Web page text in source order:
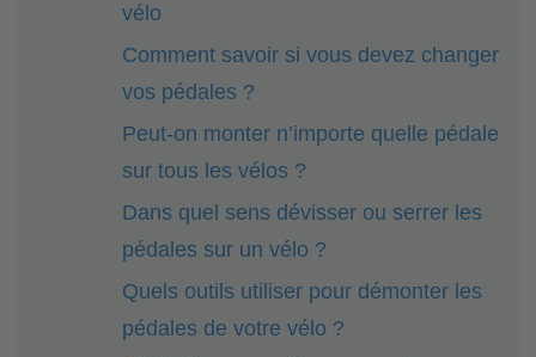
vélo
Comment savoir si vous devez changer
vos pédales ?
Peut-on monter n’importe quelle pédale
sur tous les vélos ?
Dans quel sens dévisser ou serrer les
pédales sur un vélo ?
Quels outils utiliser pour démonter les
pédales de votre vélo ?